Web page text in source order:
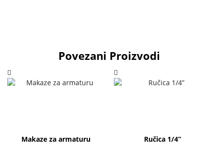
Povezani Proizvodi
Makaze za armaturu Ručica 1/4”